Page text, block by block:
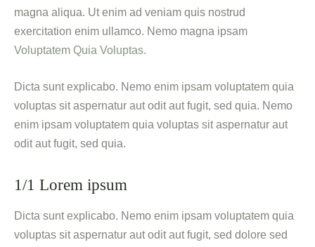
magna aliqua. Ut enim ad veniam quis nostrud
exercitation enim ullamco. Nemo magna ipsam
Voluptatem Quia Voluptas.
Dicta sunt explicabo. Nemo enim ipsam voluptatem quia
voluptas sit aspernatur aut odit aut fugit, sed quia. Nemo
enim ipsam voluptatem quia voluptas sit aspernatur aut
odit aut fugit, sed quia.
1/1 Lorem ipsum
Dicta sunt explicabo. Nemo enim ipsam voluptatem quia
voluptas sit aspernatur aut odit aut fugit, sed dolore sed